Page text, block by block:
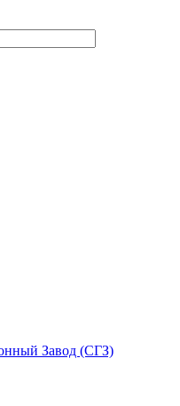
Завод (СГЗ)